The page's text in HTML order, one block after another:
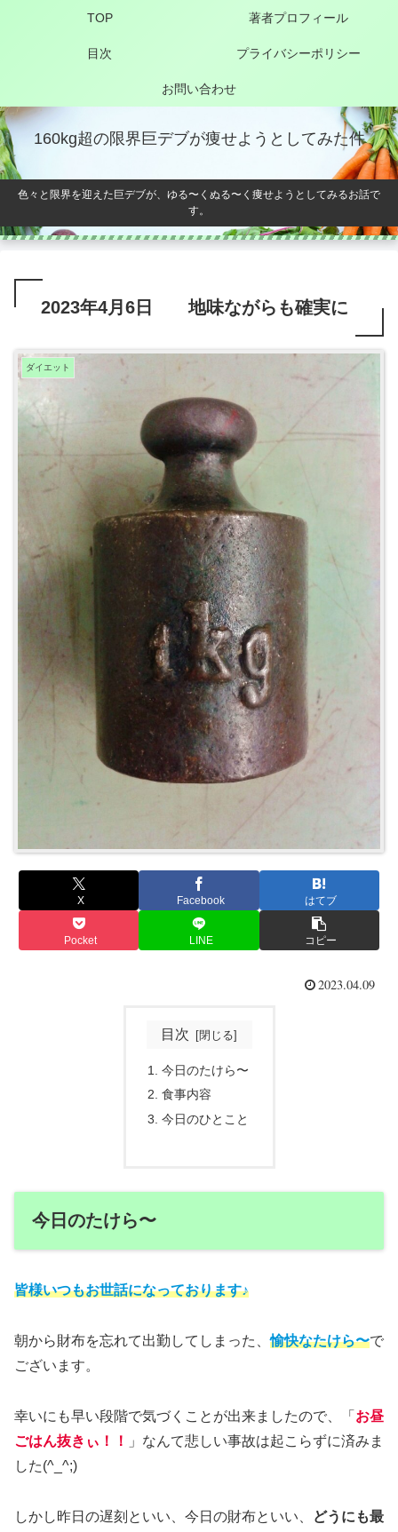
160kg超の限界巨デブが痩せようとしてみた件
色々と限界を迎えた巨デブが、ゆる〜くぬる〜く痩せようとしてみるお話で
す。
TOP 著者プロフィール
目次 プライバシーポリシー
お問い合わせ
2023年4月6日 地味ながらも確実に
ダイエット
X Facebook はてブ
Pocket LINE コピー
2023.04.09
目次
今日のたけら〜
食事内容
今日のひとこと
今日のたけら〜
皆様いつもお世話になっております♪
朝から財布を忘れて出勤してしまった、愉快なたけら〜で
ございます。
幸いにも早い段階で気づくことが出来ましたので、「 お昼
ごはん抜きぃ！！
」なんて悲しい事故は起こらずに済みま
した(^_^;)
しかし昨日の遅刻といい、今日の財布といい、
どうにも最